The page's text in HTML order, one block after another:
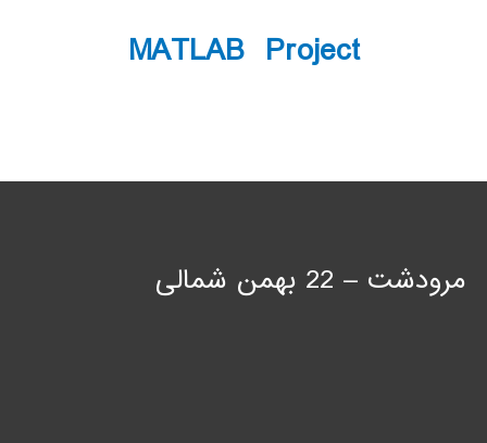
MATLAB Project
مرودشت – 22 بهمن شمالی